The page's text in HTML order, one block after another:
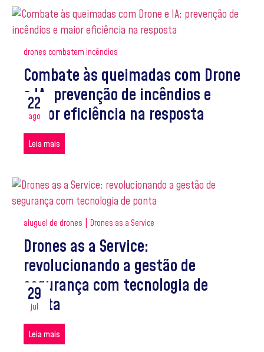
drones combatem incêndios
Combate às queimadas com Drone
e IA: prevenção de incêndios e
maior eficiência na resposta
Leia mais
22
ago
aluguel de drones | Drones as a Service
Drones as a Service:
revolucionando a gestão de
segurança com tecnologia de
ponta
Leia mais
29
jul